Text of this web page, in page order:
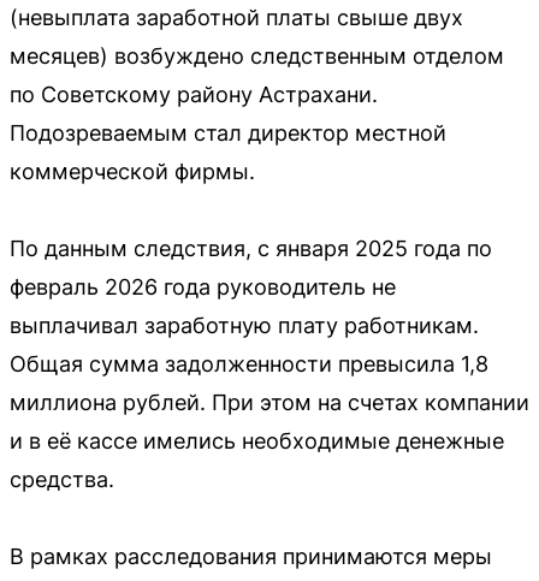
(невыплата заработной платы свыше двух
месяцев) возбуждено следственным отделом
по Советскому району Астрахани.
Подозреваемым стал директор местной
коммерческой фирмы.
По данным следствия, с января 2025 года по
февраль 2026 года руководитель не
выплачивал заработную плату работникам.
Общая сумма задолженности превысила 1,8
миллиона рублей. При этом на счетах компании
и в её кассе имелись необходимые денежные
средства.
В рамках расследования принимаются меры